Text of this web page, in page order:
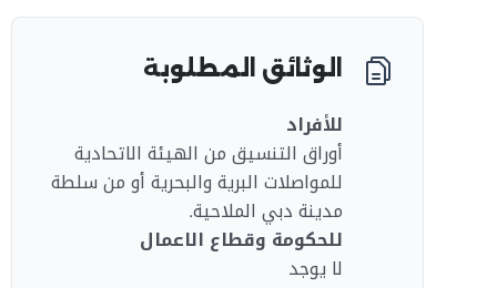
الوثائق المطلوبة
للأفراد
أوراق التنسيق من الهيئة الاتحادية
للمواصلات البرية والبحرية أو من سلطة
مدينة دبي الملاحية.
للحكومة وقطاع الاعمال
لا يوجد